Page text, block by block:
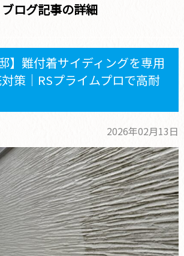
ブログ記事の詳細
】難付着サイディングを専用
策｜RSプライムプロで高耐
2026年02月13日